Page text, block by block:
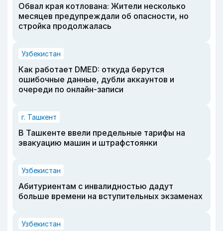
Обвал края котлована: Жители несколько
месяцев предупреждали об опасности, но
стройка продолжалась
Узбекистан
Как работает DMED: откуда берутся
ошибочные данные, дубли аккаунтов и
очереди по онлайн-записи
г. Ташкент
В Ташкенте ввели предельные тарифы на
эвакуацию машин и штрафстоянки
Узбекистан
Абитуриентам с инвалидностью дадут
больше времени на вступительных экзаменах
Узбекистан